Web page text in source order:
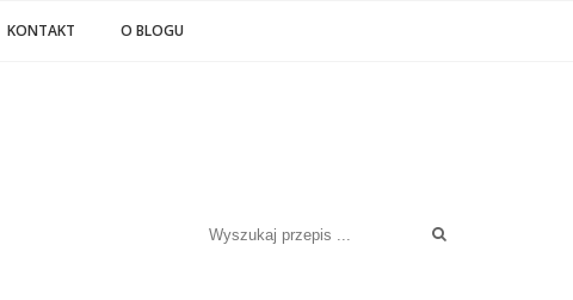
KONTAKT O BLOGU